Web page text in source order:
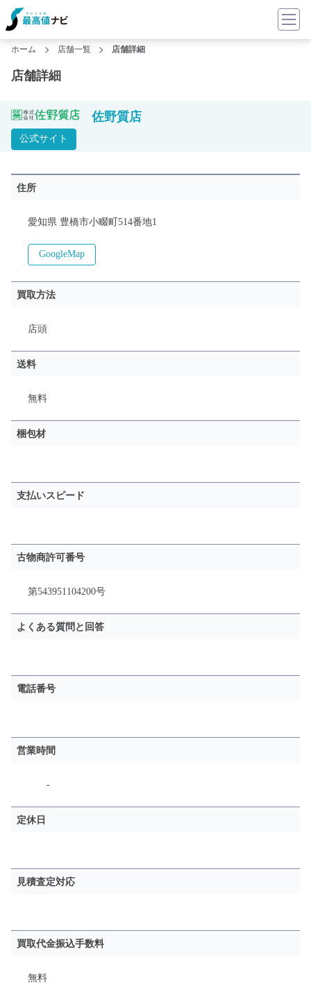
ホーム 店舗一覧 店舗詳細
店舗詳細
公式サイト
佐野質店
住所
愛知県 豊橋市小畷町514番地1
GoogleMap
買取方法
店頭
送料
無料
梱包材
支払いスピード
古物商許可番号
第543951104200号
よくある質問と回答
電話番号
営業時間
-
定休日
見積査定対応
買取代金振込手数料
無料